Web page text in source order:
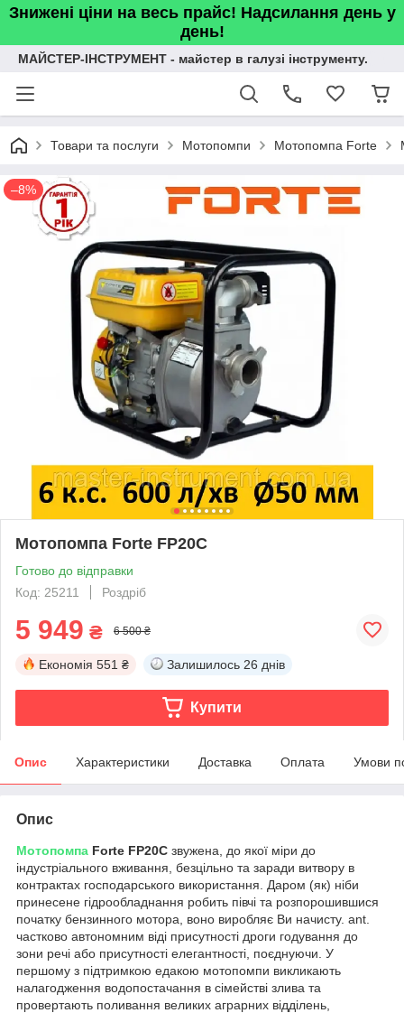
Знижені ціни на весь прайс! Надсилання день у
день!
МАЙСТЕР-ІНСТРУМЕНТ - майстер в галузі інструменту.
Товари та послуги Мотопомпи Мотопомпа Forte
–8%
Мотопомпа Forte FP20C
Готово до відправки
Код: 25211
Роздріб
5 949 ₴ 6 500 ₴
Економія 551 ₴ Залишилось 26 днів
Купити
Опис Характеристики Доставка Оплата Умови
Опис
Мотопомпа Forte FP20C звужена, до якої міри до
індустріального вживання, безцільно та заради витвору в
контрактах господарського використання. Даром (як) ніби
принесене гідрообладнання робить півчі та розпорошившися
початку бензинного мотора, воно виробляє Ви начисту. ant.
частково автономним віді присутності дроги годування до
зони речі або присутності елегантності, поєднуючи. У
першому з підтримкою едакою мотопомпи викликають
налагодження водопостачання в сімействі злива та
провертають поливання великих аграрних відділень,